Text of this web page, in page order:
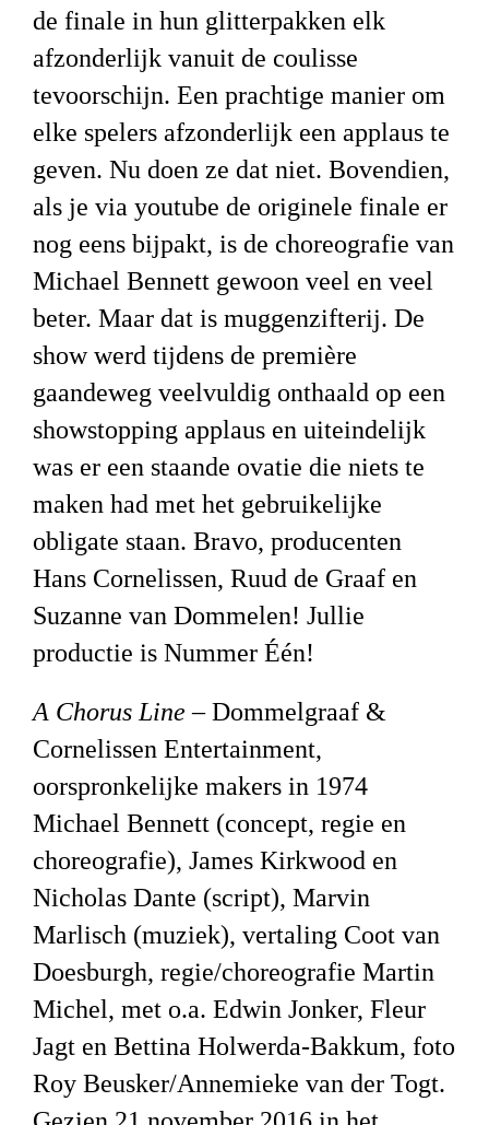
de finale in hun glitterpakken elk
afzonderlijk vanuit de coulisse
tevoorschijn. Een prachtige manier om
elke spelers afzonderlijk een applaus te
geven. Nu doen ze dat niet. Bovendien,
als je via youtube de originele finale er
nog eens bijpakt, is de choreografie van
Michael Bennett gewoon veel en veel
beter. Maar dat is muggenzifterij. De
show werd tijdens de première
gaandeweg veelvuldig onthaald op een
showstopping applaus en uiteindelijk
was er een staande ovatie die niets te
maken had met het gebruikelijke
obligate staan. Bravo, producenten
Hans Cornelissen, Ruud de Graaf en
Suzanne van Dommelen! Jullie
productie is Nummer Één!
A Chorus Line –Dommelgraaf &
Cornelissen Entertainment,
oorspronkelijke makers in 1974
Michael Bennett (concept, regie en
choreografie), James Kirkwood en
Nicholas Dante (script), Marvin
Marlisch (muziek), vertaling Coot van
Doesburgh, regie/choreografie Martin
Michel, met o.a. Edwin Jonker, Fleur
Jagt en Bettina Holwerda-Bakkum, foto
Roy Beusker/Annemieke van der Togt.